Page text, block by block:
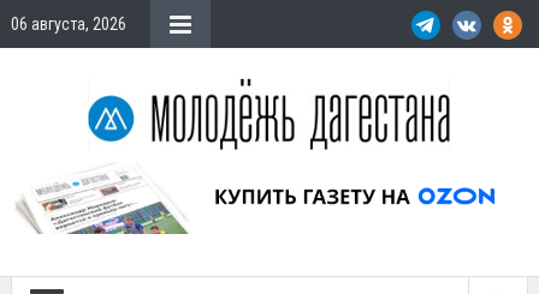
06 августа, 2026